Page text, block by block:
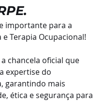
importante para a
e Terapia Ocupacional!
a chancela oficial que
expertise do
garantindo mais
ética e segurança para